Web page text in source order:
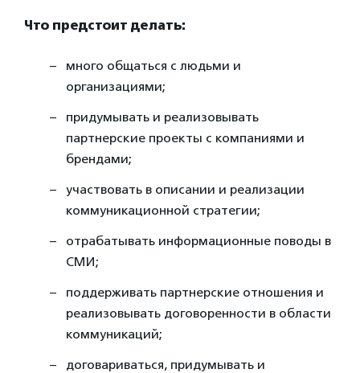
Что предстоит делать:
много общаться с людьми и
организациями;
придумывать и реализовывать
партнерские проекты с компаниями и
брендами;
участвовать в описании и реализации
коммуникационной стратегии;
отрабатывать информационные поводы в
СМИ;
поддерживать партнерские отношения и
реализовывать договоренности в области
коммуникаций;
договариваться, придумывать и